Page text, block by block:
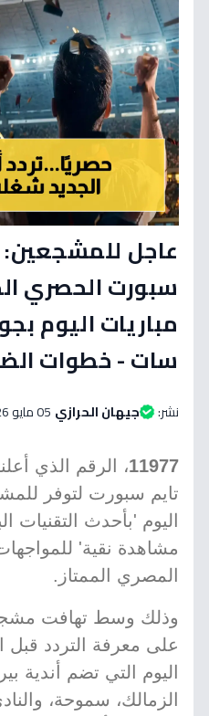
عاجل للمشجعين:
سبورت الحصري
سات - خطوات
نشر: جيهان الحرازي 05 مايو 2026 الساعة 07:40 مساءاً
11977، الرقم الذي
تايم سبورت لتوفر
اليوم 'بأحدث التقنيات
مشاهدة نقية'
المصري الممتاز.
وذلك وسط تهافت
على معرفة التردد قبل
اليوم التي تضم أندية
الزمالك، سموحة،